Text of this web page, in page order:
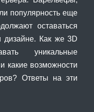
популярность еще
оставаться
дизайне. Как же 3D
уникальные
какие возможности
Ответы на эти